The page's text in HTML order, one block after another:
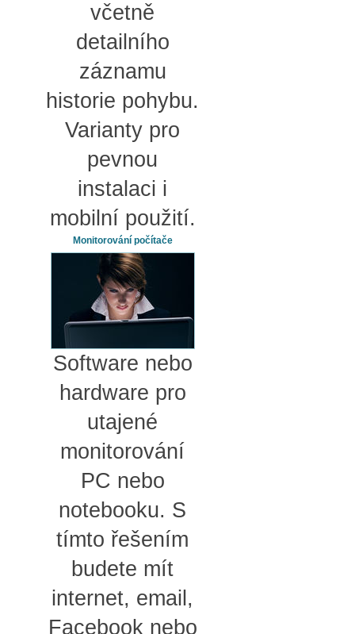
včetně
detailního
záznamu
historie pohybu.
Varianty pro
pevnou
instalaci i
mobilní použití.
Monitorování počítače
Software nebo
hardware pro
utajené
monitorování
PC nebo
notebooku. S
tímto řešením
budete mít
internet, email,
Facebook nebo